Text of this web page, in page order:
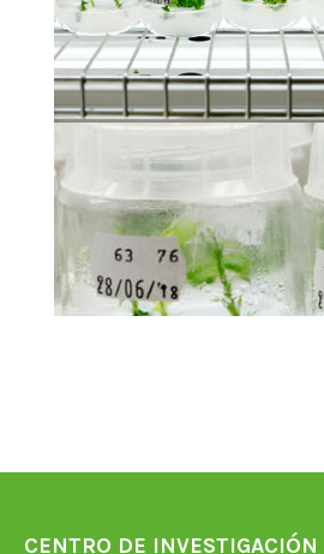
CENTRO DE